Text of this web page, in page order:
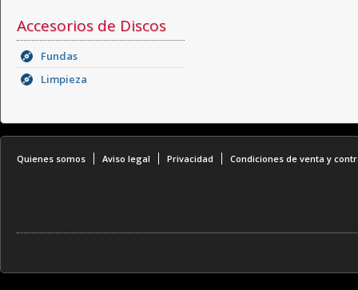
Accesorios de Discos
Fundas
Limpieza
Quienes somos Aviso legal Privacidad Condiciones de venta y